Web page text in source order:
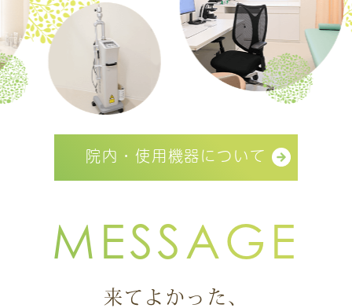
院内・使用機器について
MESSAGE
来てよかった、